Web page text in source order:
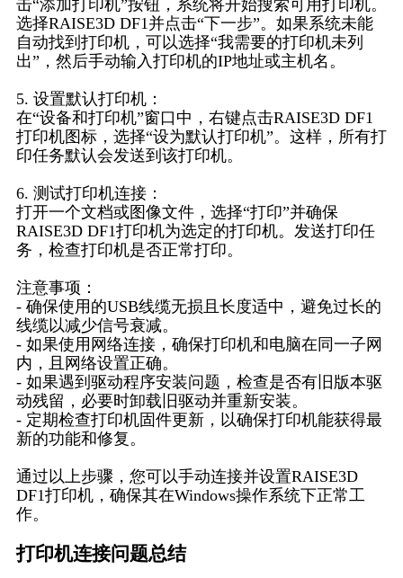
击“添加打印机”按钮，系统将开始搜索可用打印机。
选择RAISE3D DF1并点击“下一步”。如果系统未能
自动找到打印机，可以选择“我需要的打印机未列
出”，然后手动输入打印机的IP地址或主机名。
5. 设置默认打印机：
在“设备和打印机”窗口中，右键点击RAISE3D DF1
打印机图标，选择“设为默认打印机”。这样，所有打
印任务默认会发送到该打印机。
6. 测试打印机连接：
打开一个文档或图像文件，选择“打印”并确保
RAISE3D DF1打印机为选定的打印机。发送打印任
务，检查打印机是否正常打印。
注意事项：
- 确保使用的USB线缆无损且长度适中，避免过长的
线缆以减少信号衰减。
- 如果使用网络连接，确保打印机和电脑在同一子网
内，且网络设置正确。
- 如果遇到驱动程序安装问题，检查是否有旧版本驱
动残留，必要时卸载旧驱动并重新安装。
- 定期检查打印机固件更新，以确保打印机能获得最
新的功能和修复。
通过以上步骤，您可以手动连接并设置RAISE3D
DF1打印机，确保其在Windows操作系统下正常工
作。
打印机连接问题总结